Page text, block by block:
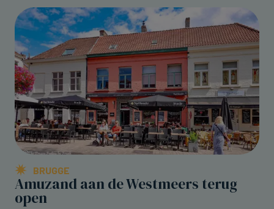
BRUGGE
Amuzand aan de Westmeers terug
open